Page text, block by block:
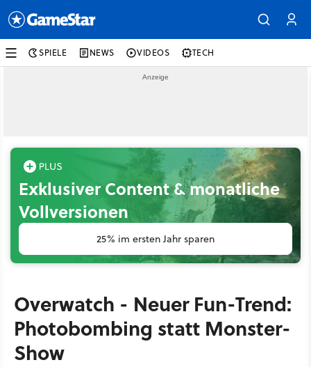
SPIELE NEWS VIDEOS TECH
Exklusiver Content & monatliche
Vollversionen
25% im ersten Jahr sparen
Overwatch - Neuer Fun-Trend:
Photobombing statt Monster-
Show